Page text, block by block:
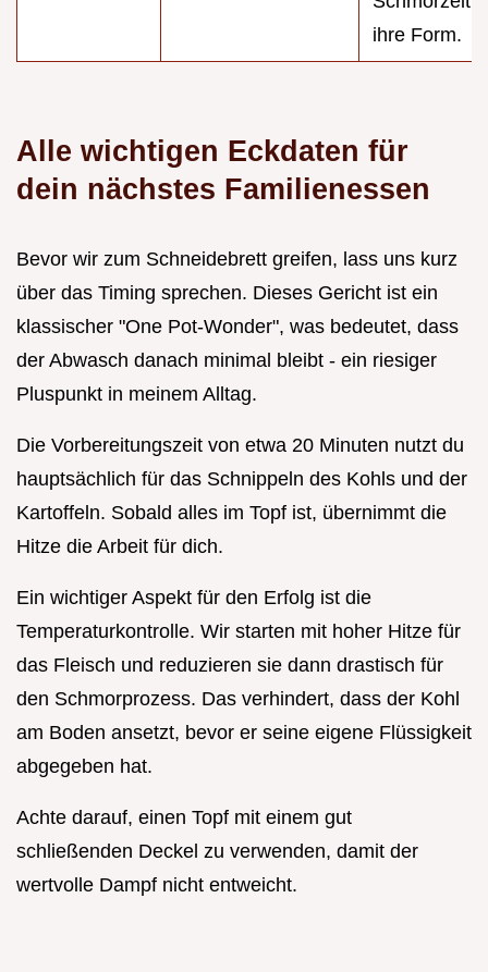
ihre Form.
Alle wichtigen Eckdaten für
dein nächstes Familienessen
Bevor wir zum Schneidebrett greifen, lass uns kurz
über das Timing sprechen. Dieses Gericht ist ein
klassischer "One Pot-Wonder", was bedeutet, dass
der Abwasch danach minimal bleibt - ein riesiger
Pluspunkt in meinem Alltag.
Die Vorbereitungszeit von etwa 20 Minuten nutzt du
hauptsächlich für das Schnippeln des Kohls und der
Kartoffeln. Sobald alles im Topf ist, übernimmt die
Hitze die Arbeit für dich.
Ein wichtiger Aspekt für den Erfolg ist die
Temperaturkontrolle. Wir starten mit hoher Hitze für
das Fleisch und reduzieren sie dann drastisch für
den Schmorprozess. Das verhindert, dass der Kohl
am Boden ansetzt, bevor er seine eigene Flüssigkeit
abgegeben hat.
Achte darauf, einen Topf mit einem gut
schließenden Deckel zu verwenden, damit der
wertvolle Dampf nicht entweicht.